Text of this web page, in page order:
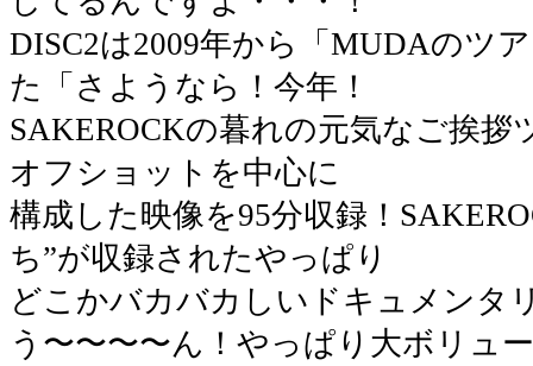
DISC2は2009年から「MUDAのツ
た「さようなら！今年！
SAKEROCKの暮れの元気なご挨拶
オフショットを中心に
構成した映像を95分収録！
ち”が収録されたやっぱり
どこかバカバカしいドキュメンタ
う〜〜〜〜ん！やっぱり大ボリュ